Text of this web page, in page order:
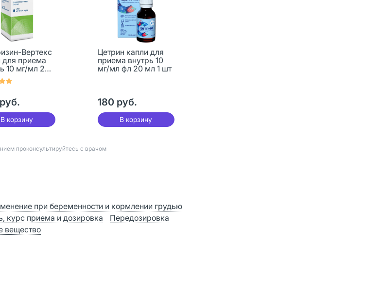
Вертекс
для приема
10 мг/мл 20
В корзину
Цетрин капли для
приема внутрь 10
мг/мл фл 20 мл 1 шт
180 руб.
В корзину
проконсультируйтесь с врачом
при беременности и кормлении грудью
курс приема и дозировка
Передозировка
вещество